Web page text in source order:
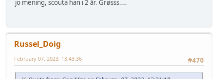
jo mening, scouta han i 2 år. Grøsss....
Russel_Doig
#470
February 07, 2023, 13:43:36